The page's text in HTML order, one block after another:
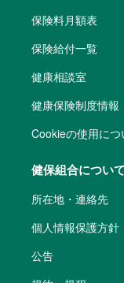
保険料月額表
保険給付一覧
健康相談室
健康保険制度情報
Cookieの使用につ
健保組合について
所在地・連絡先
個人情報保護方針
公告